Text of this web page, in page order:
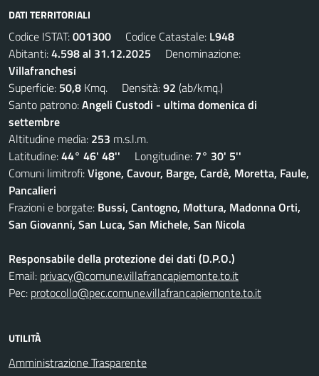
DATI TERRITORIALI
Codice ISTAT:001300 Codice Catastale: L948
Abitanti:4.598 al 31.12.2025 Denominazione:
Villafranchesi
Superficie: 50,8 Kmq. Densità:92 (ab/kmq.)
Santo patrono:Angeli Custodi - ultima domenica di
settembre
Altitudine media: 253 m.s.l.m.
Latitudine:44° 46' 48'' Longitudine: 7° 30' 5''
Comuni limitrofi:Vigone, Cavour, Barge, Cardè, Moretta, Faule,
Pancalieri
Frazioni e borgate: Bussi, Cantogno, Mottura, Madonna Orti,
San Giovanni, San Luca, San Michele, San Nicola
Responsabile della protezione dei dati (D.P.O.)
Email: privacy@comune.villafrancapiemonte.to.it
Pec: protocollo@pec.comune.villafrancapiemonte.to.it
UTILITÀ
Amministrazione Trasparente